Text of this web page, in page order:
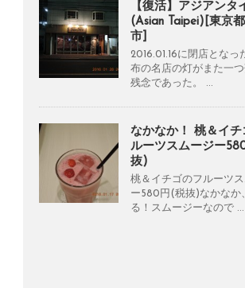
【復活】アジアンタ
(Asian Taipei)[東京
市]
2016.01.16に閉店となっ
布の名店の灯がまた一つ
残念であった。 ...
なかなか！ 桃＆イチ
ルーツスムージー
抜)
桃＆イチゴのフルーツ
ー580円(税抜)なかなか
る！スムージーなので ...